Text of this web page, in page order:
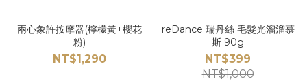
兩心象許按摩器(檸檬黃+櫻花
粉)
NT$1,290
reDance 瑞丹絲 毛髮光溜溜慕
斯 90g
NT$399
NT$1,000